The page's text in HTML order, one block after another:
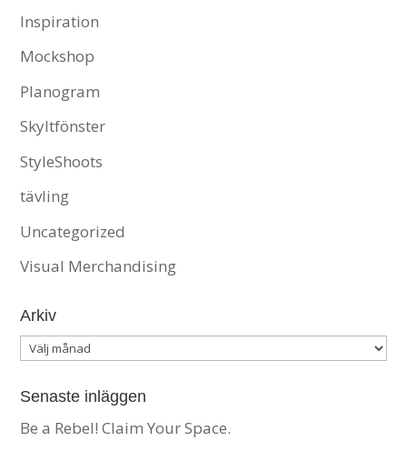
Inspiration
Mockshop
Planogram
Skyltfönster
StyleShoots
tävling
Uncategorized
Visual Merchandising
Arkiv
Arkiv
Senaste inläggen
Be a Rebel! Claim Your Space.